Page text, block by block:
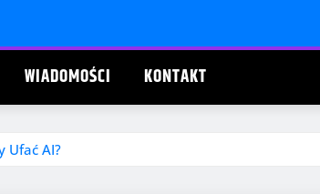
WIADOMOŚCI KONTAKT
Ufać AI?